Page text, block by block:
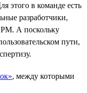
этого в команде есть
разработчики,
А поскольку
пути,
, между которыми